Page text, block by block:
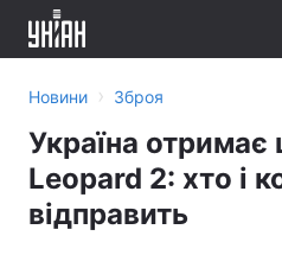
Новини › Зброя
Україна отримає
Leopard 2: хто і
відправить